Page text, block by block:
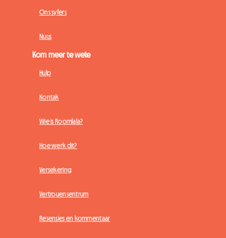
Ons syfers
Nuus
Kom meer te wete
Hulp
Kontak
Wie is Roomlala?
Hoe werk dit?
Versekering
Vertrouensentrum
Resensies en kommentaar